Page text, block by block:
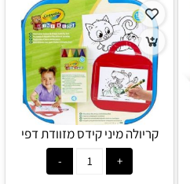
קריולה מיני קידס מזוודת דפי
צביעה כולל צבעי פסטל ומדבקות -
Crayola